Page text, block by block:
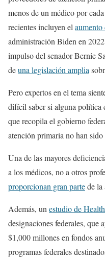
menos de un médico por
recientes incluyen elaumento
administración Biden en
impulso del senador Bernie
deuna legislación amplia
Pero expertos en el tema
difícil saber si alguna política
que recopila el gobierno
atención primaria no han
Una de las mayores
a los médicos, no a otros
proporcionan gran partede la
Además, unestudio de
designaciones federales, que
$1,000 millones en fondos
programas federales